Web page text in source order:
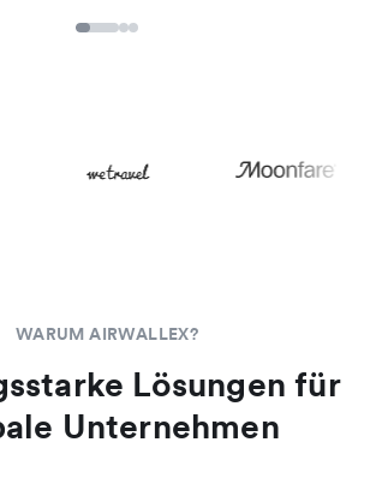
WARUM AIRWALLEX?
Lösungen für
Unternehmen